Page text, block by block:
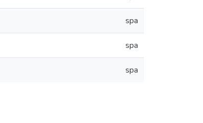
spa
spa
spa